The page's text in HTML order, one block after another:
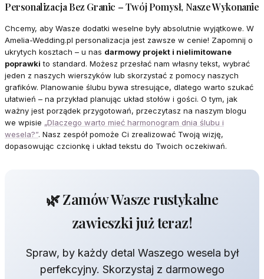
Personalizacja Bez Granic – Twój Pomysł, Nasze Wykonanie
Chcemy, aby Wasze dodatki weselne były absolutnie wyjątkowe. W
Amelia-Wedding.pl personalizacja jest zawsze w cenie! Zapomnij o
ukrytych kosztach – u nas darmowy projekt i nielimitowane
poprawki to standard. Możesz przesłać nam własny tekst, wybrać
jeden z naszych wierszyków lub skorzystać z pomocy naszych
grafików. Planowanie ślubu bywa stresujące, dlatego warto szukać
ułatwień – na przykład planując układ stołów i gości. O tym, jak
ważny jest porządek przygotowań, przeczytasz na naszym blogu
we wpisie „Dlaczego warto mieć harmonogram dnia ślubu i
wesela?”. Nasz zespół pomoże Ci zrealizować Twoją wizję,
dopasowując czcionkę i układ tekstu do Twoich oczekiwań.
🌿 Zamów Wasze rustykalne
zawieszki już teraz!
Spraw, by każdy detal Waszego wesela był
perfekcyjny. Skorzystaj z darmowego